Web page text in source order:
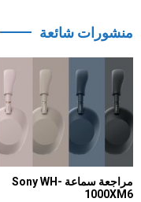
منشورات شائعة
مراجعة سماعة Sony WH-
1000XM6